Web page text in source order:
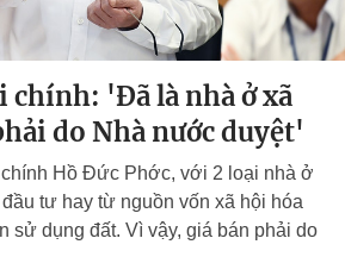
chính: 'Đã là nhà ở xã
do Nhà nước duyệt'
Hồ Đức Phớc, với 2 loại nhà ở
tư hay từ nguồn vốn xã hội hóa
sử dụng đất. Vì vậy, giá bán phải do